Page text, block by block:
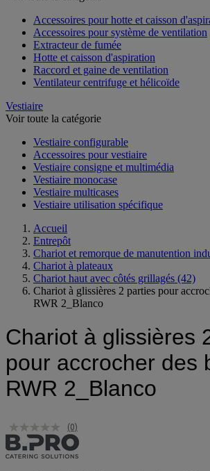
Accessoires pour hotte et caisson
Accessoires pour système de ventilation
Extracteur de fumée
Hotte et caisson d'aspiration
Raccord et gaine de ventilation
Ventilateur centrifuge et hélicoïde
Vestiaire
Voir toute la catégorie
Vestiaire configurable
Accessoires pour vestiaire
Vestiaire consigne et multimédia
Vestiaire monocase
Vestiaire multicases
Vestiaire utilisation spécifique
Accueil
Entrepôt
Chariot et remorque de manutention
Chariot à plateaux
Chariot haut avec côtés grillagés (42)
Chariot à glissières 2 parties pour
RWR 2_Blanco
Chariot à glissières
pour accrocher des
RWR 2_Blanco
(0)